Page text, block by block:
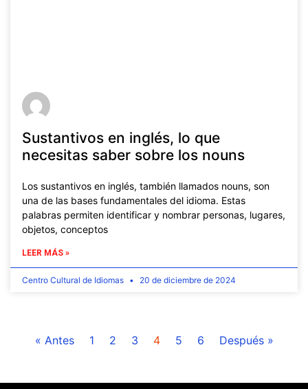
Sustantivos en inglés, lo que
necesitas saber sobre los nouns
Los sustantivos en inglés, también llamados nouns, son
una de las bases fundamentales del idioma. Estas
palabras permiten identificar y nombrar personas, lugares,
objetos, conceptos
LEER MÁS »
Centro Cultural de Idiomas 20 de diciembre de 2024
« Antes 1 2 3 4 5 6 Después »